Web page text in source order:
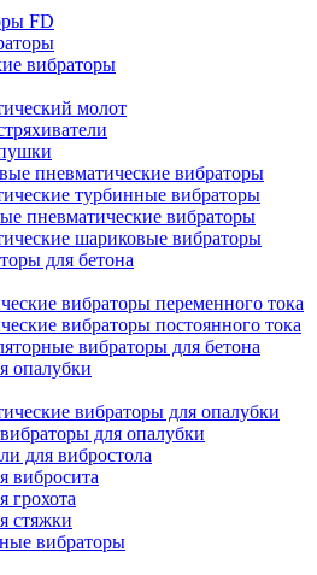
FD
вибраторы
молот
пневматические вибраторы
турбинные вибраторы
пневматические вибраторы
шариковые вибраторы
для бетона
вибраторы переменного тока
вибраторы постоянного тока
вибраторы для бетона
опалубки
вибраторы для опалубки
для опалубки
для вибростола
вибросита
грохота
стяжки
вибраторы